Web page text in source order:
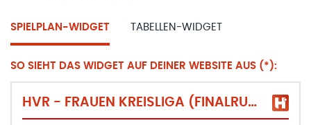
SPIELPLAN-WIDGET TABELLEN-WIDGET
SO SIEHT DAS WIDGET AUF DEINER WEBSITE AUS (*):
HVR - FRAUEN KREISLIGA (FINALRUNDE)